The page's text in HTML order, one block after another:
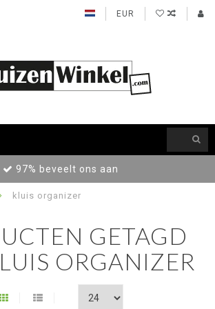
EUR
97% beveelt ons aan
kluis organizer
GETAGD
ORGANIZER